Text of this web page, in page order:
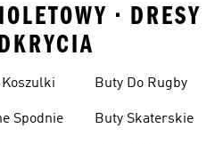
• DRESY
Koszulki
Spodnie
Buty Do Rugby
Buty Skaterskie